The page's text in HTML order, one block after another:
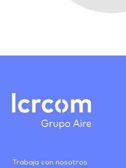
Trabaja con nosotros